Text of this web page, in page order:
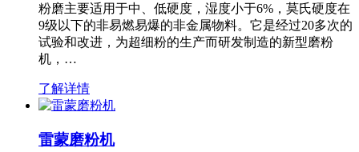
粉磨主要适用于中、低硬度，湿度小于6%，莫氏硬度在
9级以下的非易燃易爆的非金属物料。它是经过20多次的
试验和改进，为超细粉的生产而研发制造的新型磨粉
机，…
了解详情
雷蒙磨粉机